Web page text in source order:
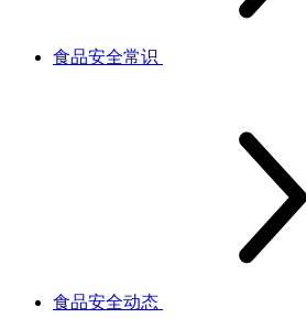
食品安全常识
食品安全动态